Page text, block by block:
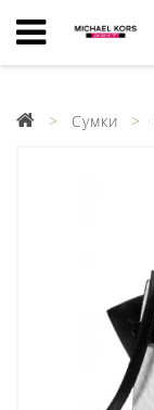
Сумки